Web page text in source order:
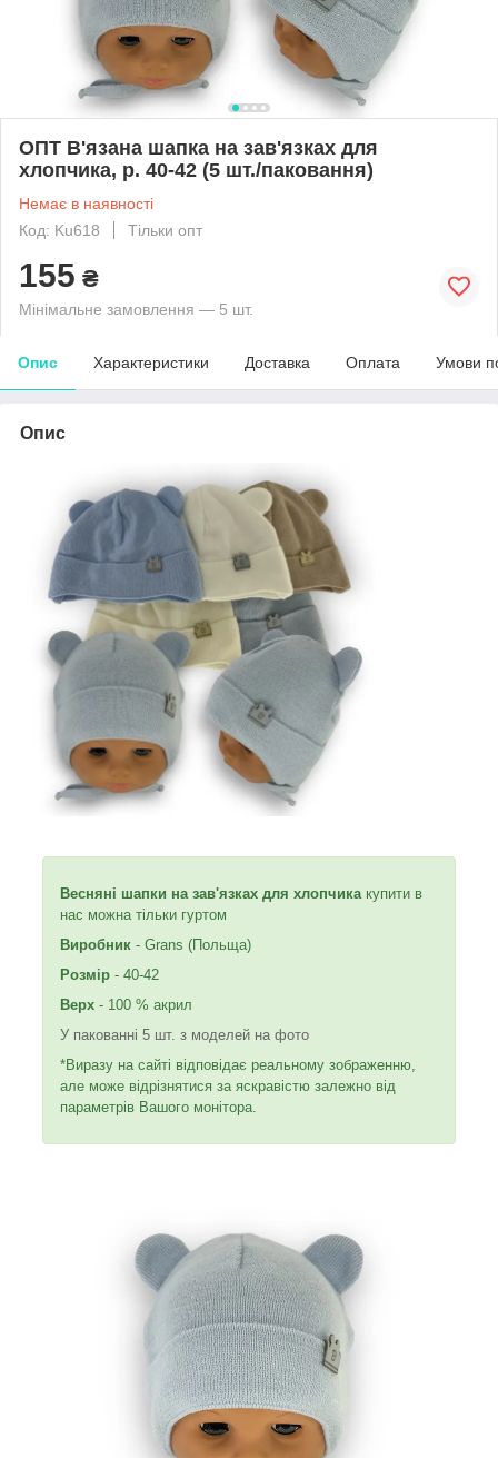
ОПТ В'язана шапка на зав'язках для
хлопчика, р. 40-42 (5 шт./паковання)
Немає в наявності
Код: Ku618
Тільки опт
155 ₴
Мінімальне замовлення — 5 шт.
Опис Характеристики Доставка Оплата Умови
Опис
Весняні шапки на зав'язках для хлопчика купити в
нас можна тільки гуртом
Виробник - Grans (Польща)
Розмір - 40-42
Верх - 100 % акрил
У пакованні 5 шт. з моделей на фото
*Виразу на сайті відповідає реальному зображенню,
але може відрізнятися за яскравістю залежно від
параметрів Вашого монітора.